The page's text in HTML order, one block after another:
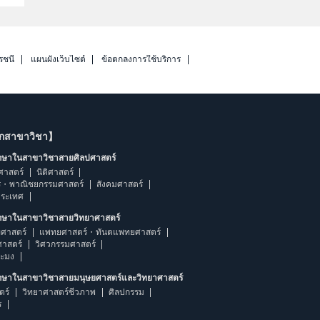
ชนี แผนผังเว็บไซต์ ข้อตกลงการใช้บริการ
าขาวิชา】
าในสาขาวิชาสายศิลปศาสตร์
าสตร์
นิติศาสตร์
・พาณิชยกรรมศาสตร์
สังคมศาสตร์
ะเทศ
าในสาขาวิชาสายวิทยาศาสตร์
าสตร์
แพทยศาสตร์・ทันตแพทยศาสตร์
สตร์
วิศวกรรมศาสตร์
มง
าในสาขาวิชาสายมนุษยศาสตร์และวิทยาศาสตร์
ร์
วิทยาศาสตร์ชีวภาพ
ศิลปกรรม